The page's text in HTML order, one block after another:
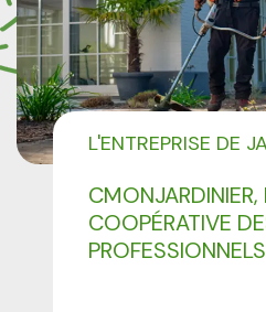
CMONJARDINIER,
COOPÉRATIVE
PROFESSIONNELS
L'ENTREPRISE DE